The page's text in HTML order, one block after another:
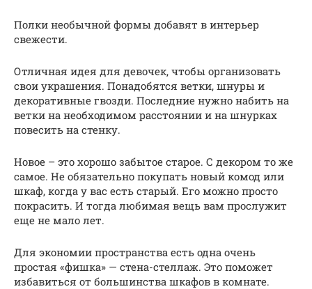
Полки необычной формы добавят в интерьер
свежести.
Отличная идея для девочек, чтобы организовать
свои украшения. Понадобятся ветки, шнуры и
декоративные гвозди. Последние нужно набить на
ветки на необходимом расстоянии и на шнурках
повесить на стенку.
Новое – это хорошо забытое старое. С декором то же
самое. Не обязательно покупать новый комод или
шкаф, когда у вас есть старый. Его можно просто
покрасить. И тогда любимая вещь вам прослужит
еще не мало лет.
Для экономии пространства есть одна очень
простая «фишка» — стена-стеллаж. Это поможет
избавиться от большинства шкафов в комнате.